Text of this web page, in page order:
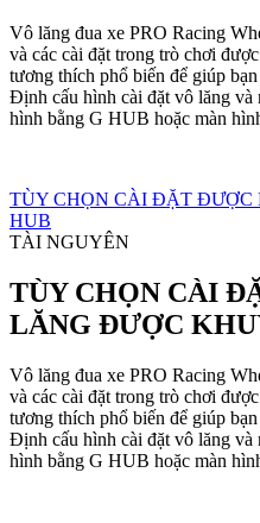
Vô lăng đua xe PRO Racing
và các cài đặt trong trò chơi
tương thích phổ biến để giúp bạn
Định cấu hình cài đặt vô lăng
hình bằng G HUB hoặc màn
TÙY CHỌN CÀI ĐẶT ĐƯỢC
HUB
TÀI NGUYÊN
TÙY CHỌN CÀI
LĂNG ĐƯỢC
Vô lăng đua xe PRO Racing
và các cài đặt trong trò chơi
tương thích phổ biến để giúp bạn
Định cấu hình cài đặt vô lăng
hình bằng G HUB hoặc màn